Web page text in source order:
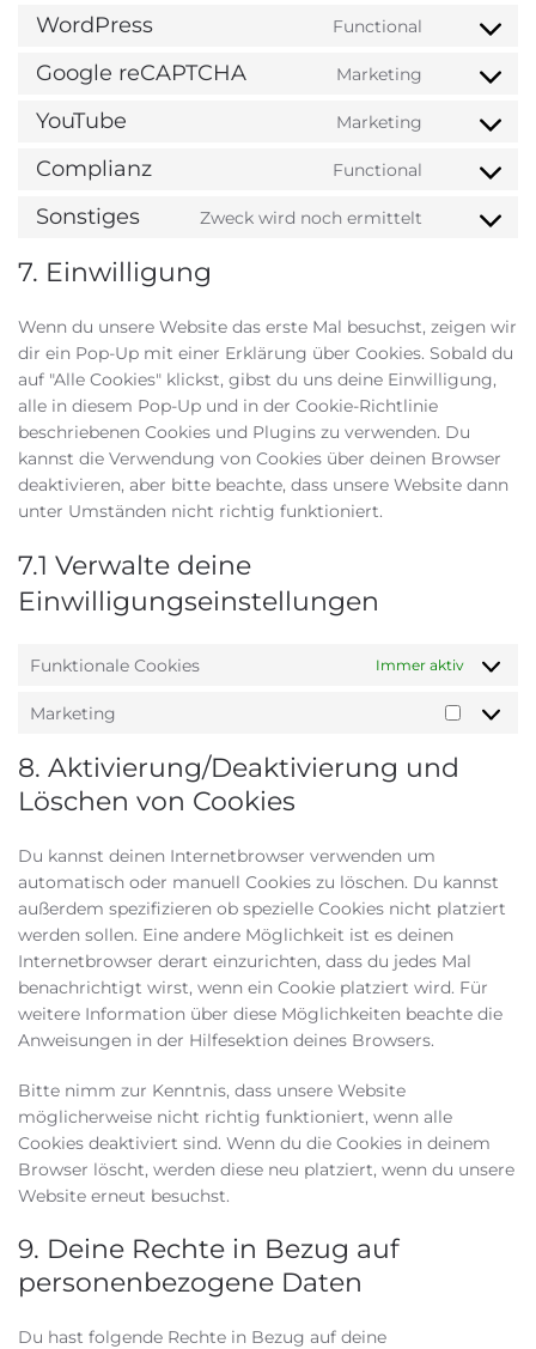
WordPress Functional
Consent
service
wordpress
Google reCAPTCHA Marketing
Consent
service
google-
YouTube Marketing
Consent
service
youtube
Complianz Functional
Consent
service
Sonstiges Zweck wird noch ermittelt
Consent
7. Einwilligung
Wenn du unsere Website das erste Mal besuchst, zeigen wir
dir ein Pop-Up mit einer Erklärung über Cookies. Sobald du
auf "Alle Cookies" klickst, gibst du uns deine Einwilligung,
alle in diesem Pop-Up und in der Cookie-Richtlinie
beschriebenen Cookies und Plugins zu verwenden. Du
kannst die Verwendung von Cookies über deinen Browser
deaktivieren, aber bitte beachte, dass unsere Website dann
unter Umständen nicht richtig funktioniert.
7.1 Verwalte deine
Einwilligungseinstellungen
Funktionale Cookies Immer aktiv
Marketing
8. Aktivierung/Deaktivierung und
Löschen von Cookies
Du kannst deinen Internetbrowser verwenden um
automatisch oder manuell Cookies zu löschen. Du kannst
außerdem spezifizieren ob spezielle Cookies nicht platziert
werden sollen. Eine andere Möglichkeit ist es deinen
Internetbrowser derart einzurichten, dass du jedes Mal
benachrichtigt wirst, wenn ein Cookie platziert wird. Für
weitere Information über diese Möglichkeiten beachte die
Anweisungen in der Hilfesektion deines Browsers.
Bitte nimm zur Kenntnis, dass unsere Website
möglicherweise nicht richtig funktioniert, wenn alle
Cookies deaktiviert sind. Wenn du die Cookies in deinem
Browser löscht, werden diese neu platziert, wenn du unsere
Website erneut besuchst.
9. Deine Rechte in Bezug auf
personenbezogene Daten
Du hast folgende Rechte in Bezug auf deine